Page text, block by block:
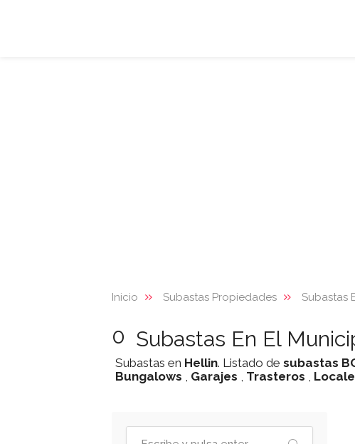
Inicio Subastas Propiedades Subastas
0 Subastas En El
Subastas en Hellin. Listado de subastas
Bungalows , Garajes , Trasteros ,